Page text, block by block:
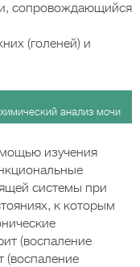
сопровождающийся
(голеней) и
анализ мочи
изучения
системы при
к которым
(воспаление
(воспаление